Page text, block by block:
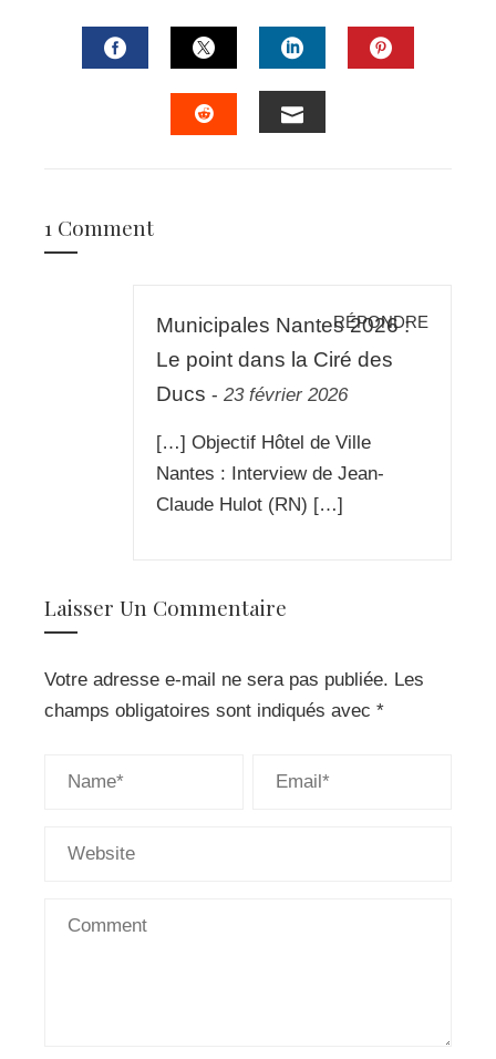
FACEBOOKTWITTERLINKEDIN
1 Comment
Municipales Nantes 2026 :
Le point dans la Ciré des
Ducs - 23 février 2026
RÉPONDRE
[…] Objectif Hôtel de Ville
Nantes : Interview de Jean-
Claude Hulot (RN) […]
Laisser Un Commentaire
Votre adresse e-mail ne sera pas publiée. Les
champs obligatoires sont indiqués avec *